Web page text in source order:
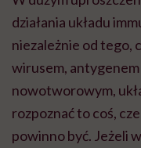
działania układu
niezależnie od tego,
wirusem,
nowotworowym,
rozpoznać to coś,
powinno być. Jeżeli